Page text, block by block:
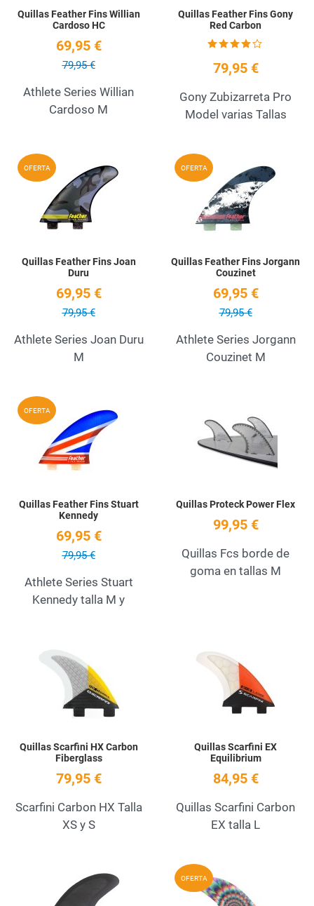
Quillas Feather Fins Willian
Cardoso HC
69,95 €
79,95 €
Athlete Series Willian
Cardoso M
Quillas Feather Fins Gony
Red Carbon
79,95 €
Gony Zubizarreta Pro
Model varias Tallas
OFERTA Add to Wishlist
Quillas Feather Fins Joan
Duru
69,95 €
79,95 €
Athlete Series Joan Duru
M
OFERTA
Quillas Feather Fins Jorgann
Couzinet
69,95 €
79,95 €
Athlete Series Jorgann
Couzinet M
OFERTA
Quillas Feather Fins Stuart
Kennedy
69,95 €
79,95 €
Athlete Series Stuart
Kennedy talla M y
Quillas Proteck Power Flex
99,95 €
Quillas Fcs borde de
goma en tallas M
Quillas Scarfini HX Carbon
Fiberglass
79,95 €
Scarfini Carbon HX Talla
XS y S
Quillas Scarfini EX
Equilibrium
84,95 €
Quillas Scarfini Carbon
EX talla L
Add to Wishlist
OFERTA